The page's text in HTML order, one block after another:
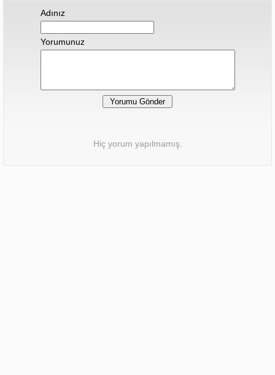
Adınız
Yorumunuz
Hiç yorum yapılmamış.